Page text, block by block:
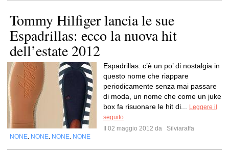
Tommy Hilfiger lancia le sue
Espadrillas: ecco la nuova hit
dell’estate 2012
Espadrillas: c’è un po’ di nostalgia in
questo nome che riappare
periodicamente senza mai passare
di moda, un nome che come un juke
box fa risuonare le hit di...
Leggere il
seguito
Il 02 maggio 2012 da
Silviaraffa
NONE NONE NONE NONE